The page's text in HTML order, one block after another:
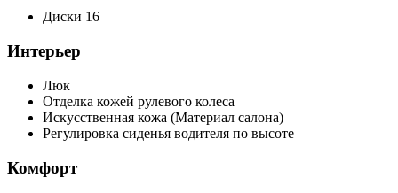
Диски 16
Интерьер
Люк
Отделка кожей рулевого колеса
Искусственная кожа (Материал салона)
Регулировка сиденья водителя по высоте
Комфорт